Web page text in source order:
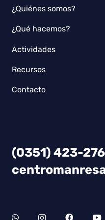
¿Quiénes somos?
¿Qué hacemos?
Actividades
Recursos
Contacto
(0351) 423-